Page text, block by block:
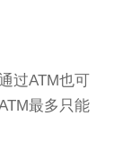
过ATM也可
最多只能